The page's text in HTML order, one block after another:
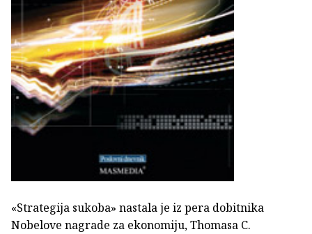
«Strategija sukoba» nastala je iz pera dobitnika
Nobelove nagrade za ekonomiju, Thomasa C.